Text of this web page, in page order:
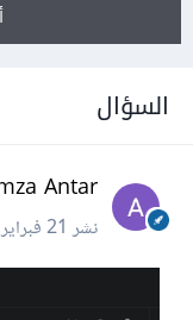
السؤال
Antar
نشر21 فبراير